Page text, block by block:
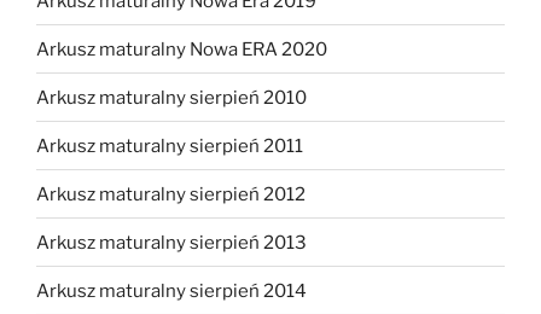
Arkusz maturalny Nowa ERA 2020
Arkusz maturalny sierpień 2010
Arkusz maturalny sierpień 2011
Arkusz maturalny sierpień 2012
Arkusz maturalny sierpień 2013
Arkusz maturalny sierpień 2014